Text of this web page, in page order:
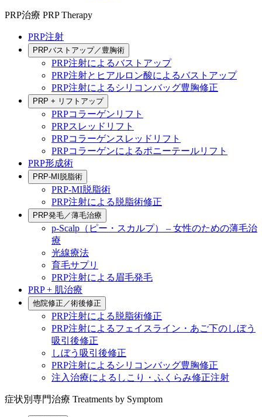
PRP治療 PRP Therapy
PRP注射
PRPバストアップ／豊胸術
PRP注射によるバストアップ
PRP注射とヒアルロン酸によるバストアップ
PRP注射によるシリコンバッグ豊胸修正
PRP + リフトアップ
PRPコラーゲンリフト
PRPスレッドリフト
PRPコラーゲンスレッドリフト
PRPコラーゲンによるポニーテールリフト
PRP形成術
PRP-MI脱脂術
PRP-MI脱脂術
PRP注射による脱脂術修正
PRP発毛／薄毛治療
p-Scalp（ピー・スカルプ） – 女性のための薄毛治
療
光線療法
育毛サプリ
PRP注射による眉毛発毛
PRP + 肌治療
他院修正／術後修正
PRP注射による脱脂術修正
PRP注射によるフェイスライン・あご下のしぼう
吸引後修正
しぼう吸引後修正
PRP注射によるシリコンバッグ豊胸修正
注入治療によるしこり・ふくらみ修正注射
症状別専門治療 Treatments by Symptom